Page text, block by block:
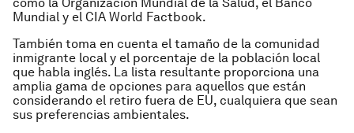
Mundial y el CIA World Factbook.
También toma en cuenta el tamaño de la comunidad
inmigrante local y el porcentaje de la población local
que habla inglés. La lista resultante proporciona una
amplia gama de opciones para aquellos que están
considerando el retiro fuera de EU, cualquiera que sean
sus preferencias ambientales.